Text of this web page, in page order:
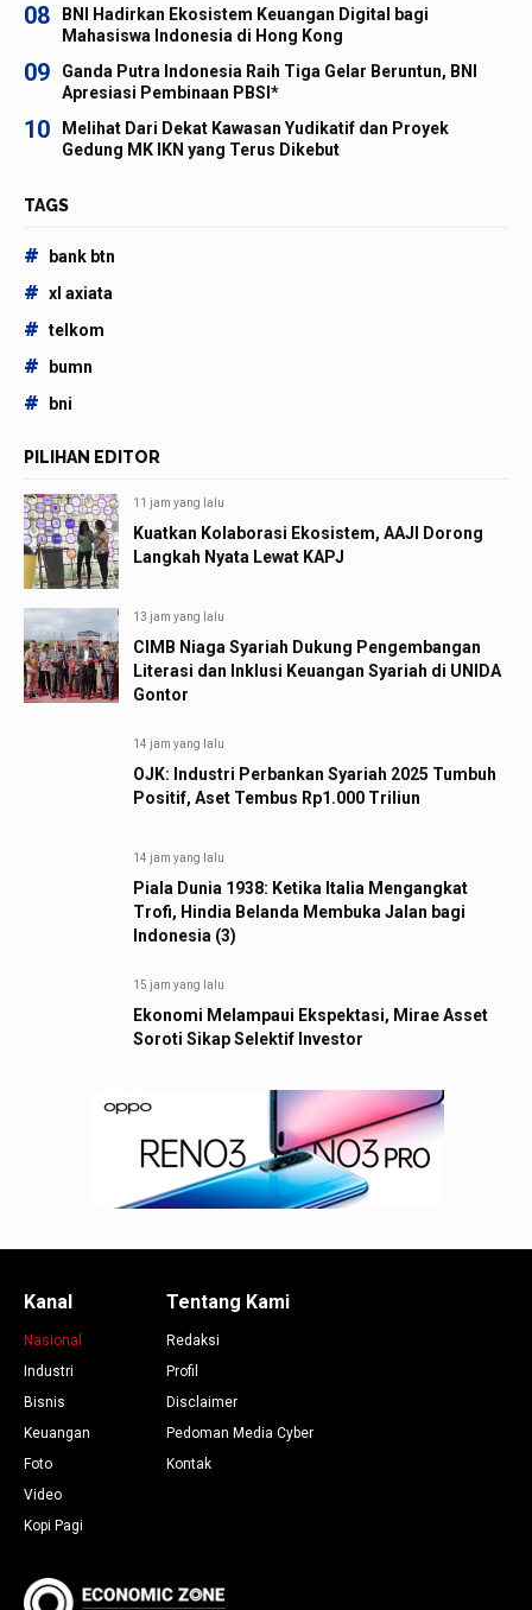
08
BNI Hadirkan Ekosistem Keuangan Digital bagi
Mahasiswa Indonesia di Hong Kong
09
Ganda Putra Indonesia Raih Tiga Gelar Beruntun, BNI
Apresiasi Pembinaan PBSI*
10
Melihat Dari Dekat Kawasan Yudikatif dan Proyek
Gedung MK IKN yang Terus Dikebut
TAGS
# bank btn
# xl axiata
# telkom
# bumn
# bni
PILIHAN EDITOR
11 jam yang lalu
Kuatkan Kolaborasi Ekosistem, AAJI Dorong
Langkah Nyata Lewat KAPJ
13 jam yang lalu
CIMB Niaga Syariah Dukung Pengembangan
Literasi dan Inklusi Keuangan Syariah di UNIDA
Gontor
14 jam yang lalu
OJK: Industri Perbankan Syariah 2025 Tumbuh
Positif, Aset Tembus Rp1.000 Triliun
14 jam yang lalu
Piala Dunia 1938: Ketika Italia Mengangkat
Trofi, Hindia Belanda Membuka Jalan bagi
Indonesia (3)
15 jam yang lalu
Ekonomi Melampaui Ekspektasi, Mirae Asset
Soroti Sikap Selektif Investor
Kanal
Nasional
Industri
Bisnis
Keuangan
Foto
Video
Kopi Pagi
Tentang Kami
Redaksi
Profil
Disclaimer
Pedoman Media Cyber
Kontak